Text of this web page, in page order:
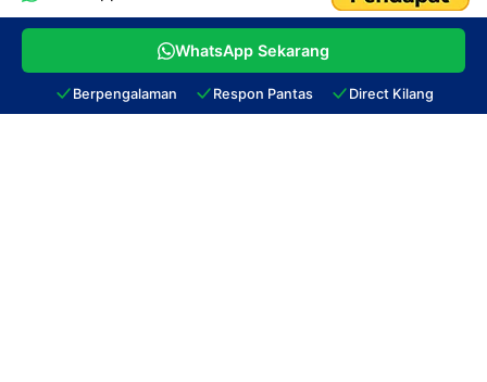
© 2026Oh! T-Shirt. Owned byMafeya Sdn. Bhd. (1282041-T). All
Rights Reserved.
WhatsApp Sekarang
Berpengalaman Respon Pantas Direct Kilang